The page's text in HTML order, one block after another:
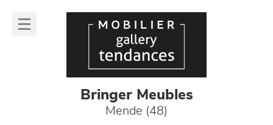
Bringer Meubles
Mende (48)